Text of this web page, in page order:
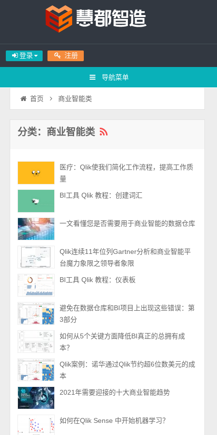
登录 注册
导航菜单
首页 商业智能类
分类：商业智能类
医疗：Qlik使我们简化工作流程，提高工作质
量
BI工具 Qlik 教程：创建词汇
一文看懂您是否需要用于商业智能的数据仓库
Qlik连续11年位列Gartner分析和商业智能平
台魔力象限之领导者象限
BI工具 Qlik 教程：仪表板
避免在数据仓库和BI项目上出现这些错误：第
3部分
如何从5个关键方面降低BI真正的总拥有成
本？
Qlik案例：诺华通过Qlik节约超6位数美元的成
本
2021年需要迎接的十大商业智能趋势
如何在Qlik Sense 中开始机器学习？